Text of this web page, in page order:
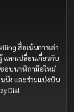
สื่อเน้นการเล่า
แลกเปลี่ยนเกี่ยวกับ
อบนาฬิกามือใหม่
นึง และร่วมแบ่งบัน
Dial